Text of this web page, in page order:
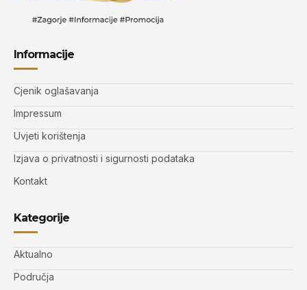
Informacije
Cjenik oglašavanja
Impressum
Uvjeti korištenja
Izjava o privatnosti i sigurnosti podataka
Kontakt
Kategorije
Aktualno
Područja